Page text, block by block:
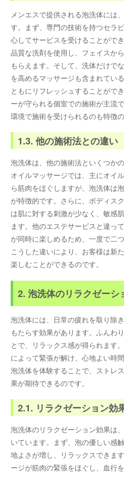
メンエスで提供される泡洗体には
す。まず、専門の技術を持つセラ
心してサービスを受けることがで
品質な洗剤を使用し、フェイスか
もらえます。そして、洗体だけで
を高めるマッサージも含まれてい
ともにリフレッシュすることがで
ーが守られる個室での施術が主流
環境で施術を受けられるのも特徴の
1.3. 他の施術法との違い
泡洗体は、他の施術法といくつか
オイルマッサージでは、主にオイ
ら筋肉をほぐしますが、泡洗体は
が特徴的です。さらに、ボディス
は肌に対する刺激が少なく、敏感
ます。他のエステサービスと違っ
が同時に楽しめるため、一度で二
こうした違いにより、お客様は新
楽しむことができるのです。
2. 泡洗体のリラクゼーシ
泡洗体には、日常の疲れを取り除
もたらす効果があります。ふんわ
とで、リラックス感が得られます
によって緊張が解け、心地よい時
泡洗体を体験することで、ストレ
果が期待できるのです。
2.1. リラクゼーション効
泡洗体のリラクゼーション効果は
いています。まず、泡の優しい感
地よさが増し、リラックスできま
ージが筋肉の緊張をほぐし、血行